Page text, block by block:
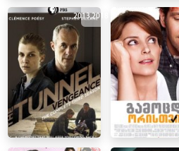
2013,2018